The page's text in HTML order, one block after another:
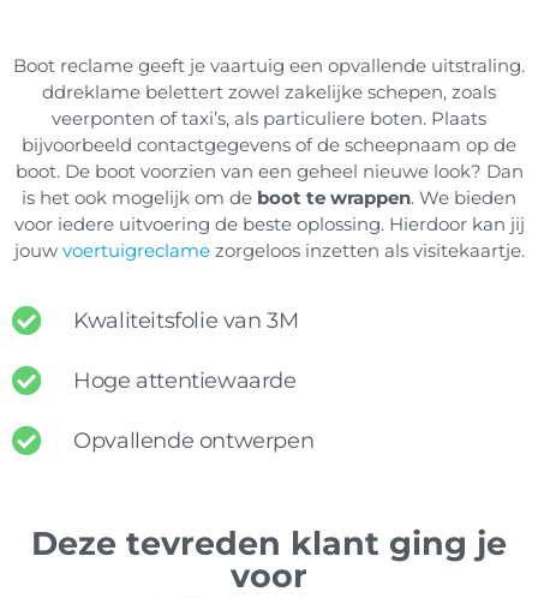
Boot reclame geeft je vaartuig een opvallende uitstraling.
ddreklame belettert zowel zakelijke schepen, zoals
veerponten of taxi’s, als particuliere boten. Plaats
bijvoorbeeld contactgegevens of de scheepnaam op de
boot. De boot voorzien van een geheel nieuwe look? Dan
is het ook mogelijk om de boot te wrappen. We bieden
voor iedere uitvoering de beste oplossing. Hierdoor kan jij
jouw voertuigreclamezorgeloos inzetten als visitekaartje.
Kwaliteitsfolie van 3M
Hoge attentiewaarde
Opvallende ontwerpen
Deze tevreden klant ging je
voor